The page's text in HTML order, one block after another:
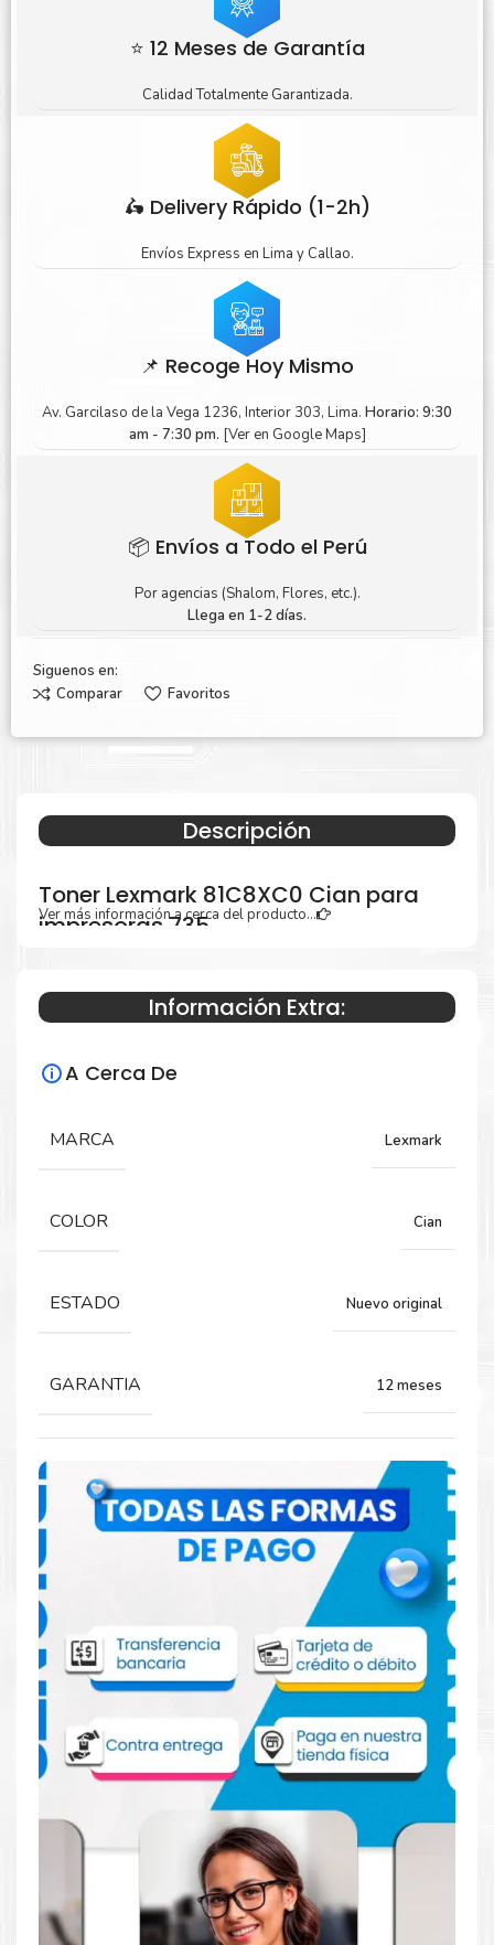
⭐ 12 Meses de Garantía
Calidad Totalmente Garantizada.
🛵 Delivery Rápido (1-2h)
Envíos Express en Lima y Callao.
📌 Recoge Hoy Mismo
Av. Garcilaso de la Vega 1236, Interior 303, Lima. Horario: 9:30
am - 7:30 pm. [Ver en Google Maps]
📦 Envíos a Todo el Perú
Por agencias (Shalom, Flores, etc.).
Llega en 1-2 días.
Siguenos en:
Comparar
Favoritos
Descripción
Toner Lexmark 81C8XC0 Cian para
impresoras 735
Especificaciones Técnicas
Para impresoras:
CS735.
Comprar Toner Lexmark 81C8XC0 Cian
para impresoras 735
Aprovecha nuestra experiencia y atención para adquirir tus
productos. Tenemos promociones todos los dias. Escríbenos o
visítanos hoy para encontrar la solución perfecta para tu
impresora
Toner Lexmark 81C8XC0 Cian
para impresoras 735.
Dónde comprar Toner para impresoras
735 en Lima o para provincia
Tienda autorizada porLexmark. Descubre la mejor manera de
abastecerte de
Toner Lexmark 81C8XC0 Cian para impresoras
Ver más información a cerca del producto...
Información Extra:
A Cerca De
MARCA Lexmark
COLOR Cian
ESTADO Nuevo original
GARANTIA 12 meses